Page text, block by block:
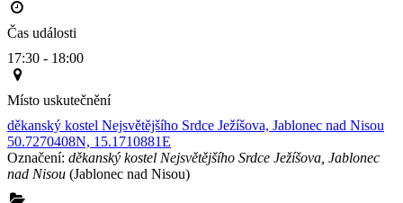
Čas události
17:30 - 18:00
Místo uskutečnění
děkanský kostel Nejsvětějšího Srdce Ježíšova, Jablonec nad Nisou
50.7270408N, 15.1710881E
Označení: děkanský kostel Nejsvětějšího Srdce Ježíšova, Jablonec
nad Nisou (Jablonec nad Nisou)